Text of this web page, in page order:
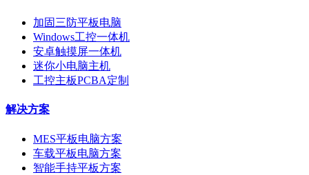
加固三防平板电脑
Windows工控一体机
安卓触摸屏一体机
迷你小电脑主机
工控主板PCBA定制
解决方案
MES平板电脑方案
车载平板电脑方案
智能手持平板方案